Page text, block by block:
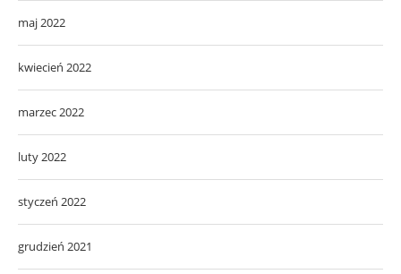
maj 2022
kwiecień 2022
marzec 2022
luty 2022
styczeń 2022
grudzień 2021